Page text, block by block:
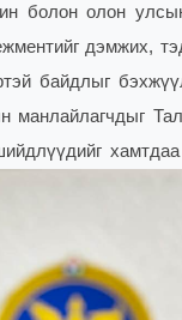
болон олон
дэмжих,
байдлыг